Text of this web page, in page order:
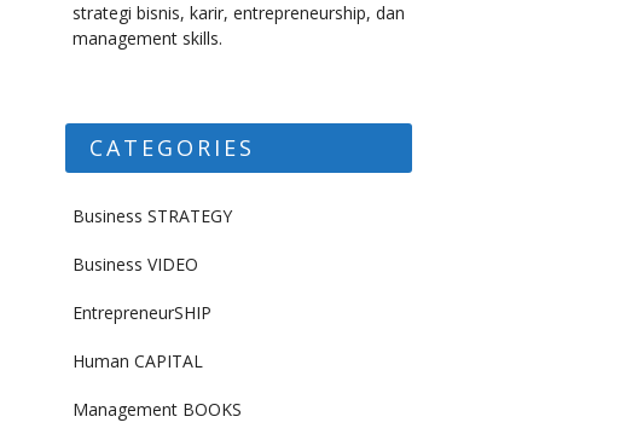
strategi bisnis, karir, entrepreneurship, dan
management skills.
CATEGORIES
Business STRATEGY
Business VIDEO
EntrepreneurSHIP
Human CAPITAL
Management BOOKS